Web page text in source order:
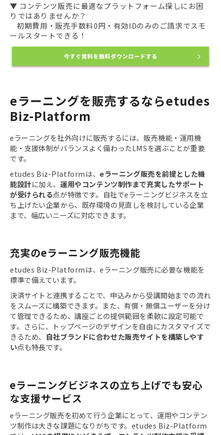
▼ コンテンツ販売に最適なプラットフォーム探しにお困
りではありませんか？
初期費用・販売手数料0円・有効IDのみのご請求でスモ
ールスタートできる！
eラーニングを販売するならetudes
Biz-Platform
eラーニングを社外向けに販売するには、販売機能・運用機
能・支援体制がバランスよく備わったLMSを選ぶことが重要
です。
etudes Biz-Platformは、eラーニング販売を前提とした機
能設計に加え、運用やコンテンツ制作まで充実したサポート
が受けられる点が特徴です。自社でeラーニングビジネスを立
ち上げたい企業から、既存環境の見直しを検討している企業
まで、幅広いニーズに対応できます。
充実のeラーニング販売機能
etudes Biz-Platformは、eラーニング販売に必要な機能を
標準で備えています。
決済サイトと連携することで、申込みから受講開始までの流れ
をスムーズに構築できます。また、有償・無償ユーザーを分け
て管理できるため、講座ごとの提供範囲を柔軟に設定可能で
す。さらに、トップページのデザインを自由にカスタマイズで
きるため、 自社ブランドに合わせた販売サイトを構築しやす
い点も特長です。
eラーニングビジネスの立ち上げでも安心
な支援サービス
eラーニング販売を初めて行う企業にとって、運用やコンテン
ツ制作は大きな課題になりがちです。etudes Biz-Platform